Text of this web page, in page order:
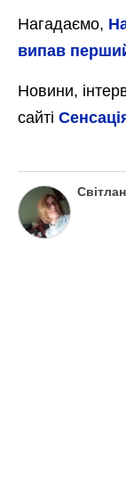
Нагадаємо,
випав
Новини,
сайті